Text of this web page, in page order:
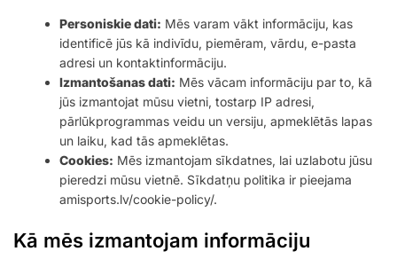
Personiskie dati: Mēs varam vākt informāciju, kas
identificē jūs kā indivīdu, piemēram, vārdu, e-pasta
adresi un kontaktinformāciju.
Izmantošanas dati: Mēs vācam informāciju par to, kā
jūs izmantojat mūsu vietni, tostarp IP adresi,
pārlūkprogrammas veidu un versiju, apmeklētās lapas
un laiku, kad tās apmeklētas.
Cookies: Mēs izmantojam sīkdatnes, lai uzlabotu jūsu
pieredzi mūsu vietnē. Sīkdatņu politika ir pieejama
amisports.lv/cookie-policy/.
Kā mēs izmantojam informāciju